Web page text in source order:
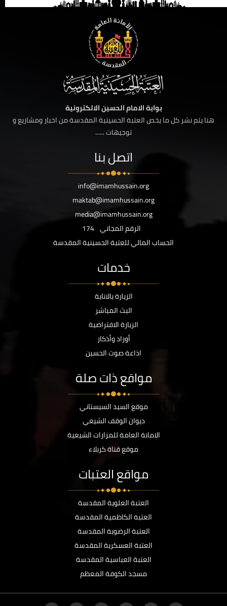
بوابة الامام الحسين الالكترونية
هنا يتم نشر كل ما يخص العتبة الحسينية المقدسة من اخبار ومشاريع و
توجيهات ......
اتصل بنا
info@imamhussain.org
maktab@imamhussain.org
media@imamhussain.org
الرقم المجاني 174
الحساب المالي للعتبة الحسينية المقدسة
خدمات
الزيارة بالانابة
البث المباشر
الزيارة الافتراضية
أوراد وأذكار
اذاعة صوت الحسين
مواقع ذات صلة
موقع السيد السيستاني
ديوان الوقف الشيعي
الامانة العامة للمزارات الشيعية
موقع قناة كربلاء
مواقع العتبات
العتبة العلوية المقدسة
العتبة الكاظمية المقدسة
العتبة الرضوية المقدسة
العتبة العسكرية المقدسة
العتبة العباسية المقدسة
مسجد الكوفة المعظم